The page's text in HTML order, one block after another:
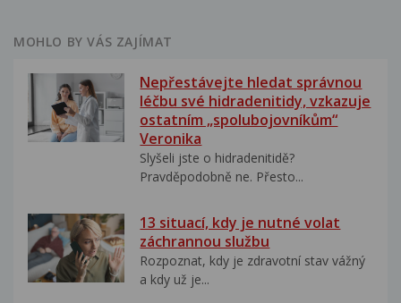
MOHLO BY VÁS ZAJÍMAT
Nepřestávejte hledat správnou
léčbu své hidradenitidy, vzkazuje
ostatním „spolubojovníkům“
Veronika
Slyšeli jste o hidradenitidě?
Pravděpodobně ne. Přesto...
13 situací, kdy je nutné volat
záchrannou službu
Rozpoznat, kdy je zdravotní stav vážný
a kdy už je...